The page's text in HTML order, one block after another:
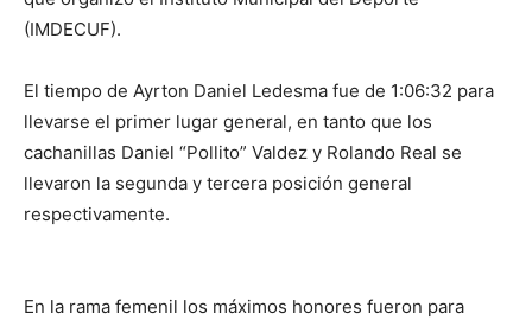
(IMDECUF).
El tiempo de Ayrton Daniel Ledesma fue de 1:06:32 para
llevarse el primer lugar general, en tanto que los
cachanillas Daniel “Pollito” Valdez y Rolando Real se
llevaron la segunda y tercera posición general
respectivamente.
En la rama femenil los máximos honores fueron para